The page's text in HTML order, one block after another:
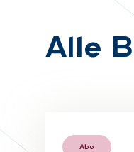
Alle
Abo